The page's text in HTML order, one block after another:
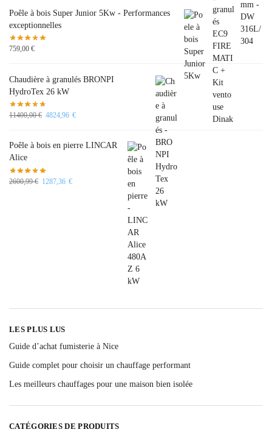
Poêle à bois Super Junior 5Kw - Performances
exceptionnelles
759,00 €
Chaudière à granulés BRONPI
HydroTex 26 kW
11400,00€ 4824,96 €
Poêle à bois en pierre LINCAR
Alice
2600,99€ 1287,36 €
LES PLUS LUS
Guide d’achat fumisterie à Nice
Guide complet pour choisir un chauffage performant
Les meilleurs chauffages pour une maison bien isolée
CATÉGORIES DE PRODUITS